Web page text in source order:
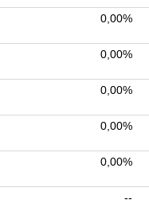
0,00%
0,00%
0,00%
0,00%
0,00%
--